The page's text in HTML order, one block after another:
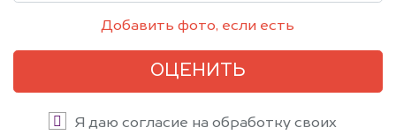
Добавить фото, если есть
ОЦЕНИТЬ
Я даю согласие на обработку своих